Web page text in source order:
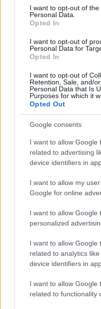
consent section.
I want to opt-out of the
Personal Data.
Opted In
I want to opt-out of
Personal Data for
Opted In
I want to opt-out of
Retention, Sale, and/
Personal Data that Is
Purposes for which it
Opted Out
Google consents
I want to allow Google
related to advertising
device identifiers in
I want to allow my
Google for online
I want to allow Google
personalized
I want to allow Google
related to analytics
device identifiers in
I want to allow Google
related to functionality
A RÓMAIAKTÓL AZ
TÁRLATVEZETÉSEK,
KÖZÖNSÉGTALÁLKOZÓ
GYŐRI RÓMER
hét második felére, a
– Kőtár is díjmentesen
CZUNYINÉ HARCA A
- LETILTOTTA A